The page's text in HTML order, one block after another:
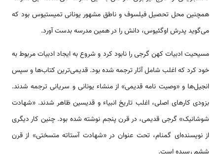
همچنین محل تحصیل فیلسوف و ناطق مشهور یونانی تمیستیوس بود که
می‌گوید پدرش اوگئیوس، دانش را در همین مدرسه بدست آورد.
مسیحیت ادبیات کهن گرجی را نابود کرد و شروع به ایجاد ادبیات مربوط به
خود کرد که اغلب شامل آثار ترجمه شده بود. قدیمی‌ترین کتاب‌ها و سپس
انجیل‌ها و «وصیت نامه قدیمی» از منشاء یونانی و سریانی ترجمه شدند.
بزودی کارهای اصلی، اغلب تاریخ انبیاء و قدیسین ظاهر شدند. «شهادت
شوشانیک» گرجی قدیمی، در قرن پنجم نوشته شده بود. چنین کار دیگری
از نویسنده‌ای گمنام، تحت عنوان در «شهادت آستاته متسختی» از قرن
ششم رسیده است.